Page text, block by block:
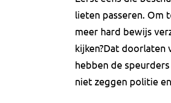
lieten passeren. Om
meer hard bewijs
kijken?Dat doorlaten
hebben de
niet zeggen politie